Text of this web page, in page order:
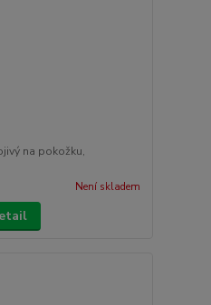
na pokožku,
Není skladem